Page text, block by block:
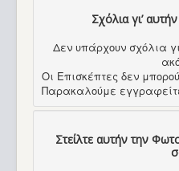
Σχόλια γι’
Δεν υπάρχουν σχόλια
Οι Επισκέπτες δεν
Παρακαλούμε
Στείλτε αυτήν την